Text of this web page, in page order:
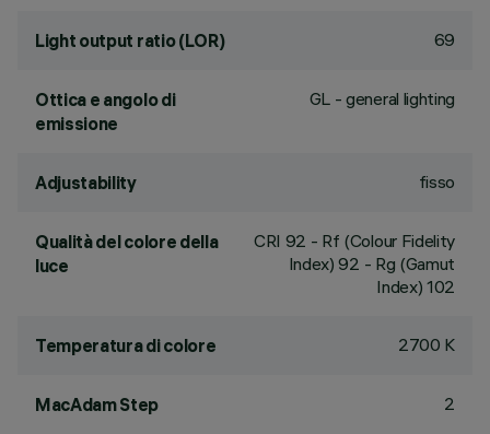
Light output ratio (LOR) 69
Ottica e angolo di
emissione
GL - general lighting
Adjustability fisso
Qualità del colore della
luce
CRI 92 - Rf (Colour Fidelity
Index) 92 - Rg (Gamut
Index) 102
Temperatura di colore 2700 K
MacAdam Step 2